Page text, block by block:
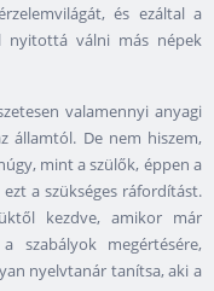
és ezáltal a
nyitottá válni más népek
valamennyi anyagi
államtól. De nem hiszem,
mint a szülők, éppen a
a szükséges ráfordítást.
kezdve, amikor már
szabályok megértésére,
nyelvtanár tanítsa, aki a